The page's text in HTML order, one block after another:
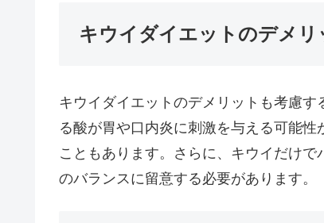
キウイダイエットのデメリ
キウイダイエットのデメリットも考慮
る酸が胃や口内炎に刺激を与える可能
こともあります。さらに、キウイだけ
のバランスに留意する必要があります。